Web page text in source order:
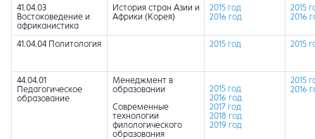
41.04.03
Востоковедение и
африканистика
История стран Азии и
Африки (Корея)
2015 год
2016 год
2015
2016
41.04.04 Политология 2015 год 2015
44.04.01
Педагогическое
образование
Менеджмент в
образовании
Современные
технологии
филологического
образования
2015 год
2016 год
2017 год
2018 год
2019 год
2015
2016